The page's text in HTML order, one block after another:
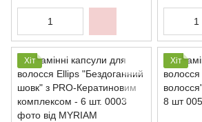
Хіт Хіт